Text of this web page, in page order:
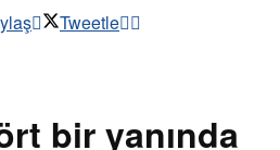
Tweetle
bir yanında